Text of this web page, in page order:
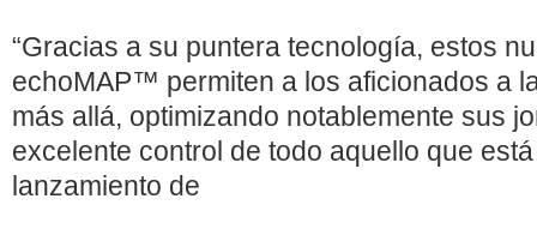
“Gracias a su puntera tecnología, estos
echoMAP™ permiten a los aficionados a
más allá, optimizando notablemente sus
excelente control de todo aquello que
lanzamiento de